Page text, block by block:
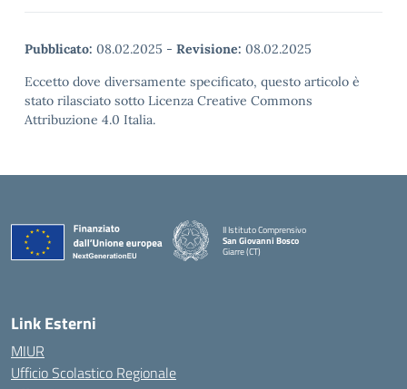
Pubblicato: 08.02.2025 - Revisione: 08.02.2025
Eccetto dove diversamente specificato, questo articolo è
stato rilasciato sotto Licenza Creative Commons
Attribuzione 4.0 Italia.
II Istituto Comprensivo
San Giovanni Bosco
Giarre (CT)
Link Esterni
MIUR
Ufficio Scolastico Regionale